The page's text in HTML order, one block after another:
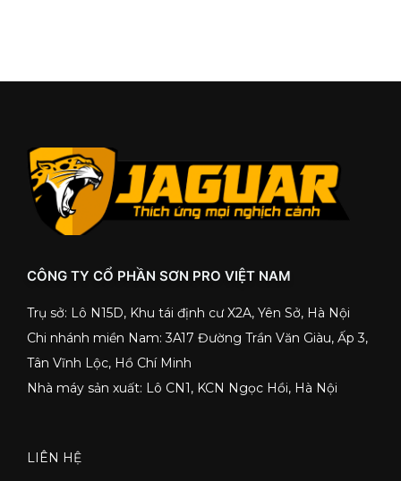
CÔNG TY CỔ PHẦN SƠN PRO VIỆT NAM
Trụ sở: Lô N15D, Khu tái định cư X2A, Yên Sở, Hà Nội
Chi nhánh miền Nam: 3A17 Đường Trần Văn Giàu, Ấp 3,
Tân Vĩnh Lộc, Hồ Chí Minh
Nhà máy sản xuất: Lô CN1, KCN Ngọc Hồi, Hà Nội
LIÊN HỆ